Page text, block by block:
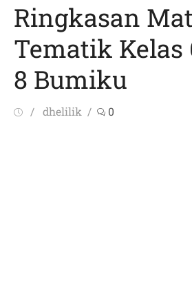
Ringkasan
Tematik Kelas
8 Bumiku
PostedAuthor
dhelilik 0